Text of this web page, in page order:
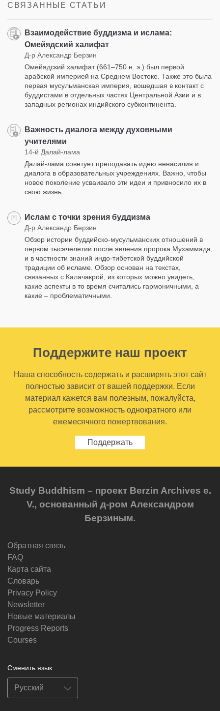
СВЯЗАННЫЕ СТАТЬИ
Взаимодействие буддизма и ислама:
Омейядский халифат
Д-р Александр Берзин
Омейядский халифат (661–750 н. э.) был первой
арабской империей на Среднем Востоке. Также это была
первая мусульманская империя, вошедшая в контакт с
буддистами в отдельных частях Центральной Азии и в
западных регионах индийского субконтинента.
Важность диалога между духовными
учителями
14-й Далай-лама
Далай-лама советует преподавать идею ненасилия и
диалога в образовательных учреждениях. Важно, чтобы
новое поколение усваивало эти идеи и привносило их в
свою жизнь.
Ислам с точки зрения буддизма
Д-р Александр Берзин
Обзор истории буддийско-мусульманских отношений в
первом тысячелетии после явления пророка Мухаммада,
и в частности знаний индо-тибетской буддийской
традиции об исламе. Обзор основан на текстах,
связанных с Калачакрой, из которых можно увидеть,
какие аспекты в то время считались гармоничными, а
какие – проблематичными.
Поддержите наш проект
Наша способность содержать и расширять этот сайт
полностью зависит от вашей поддержки. Если
материал кажется вам полезным, пожалуйста,
рассмотрите возможность однократного или
ежемесячного пожертвования.
Поддержать
Study Buddhism – проект Berzin Archives e.
V., основанный д-ром Александром
Берзиным.
Обратная связь
FAQ
Карта сайта
Словарь
Privacy Policy
Newsletter
Новые материалы
Progress Reports
Courses
Сменить язык